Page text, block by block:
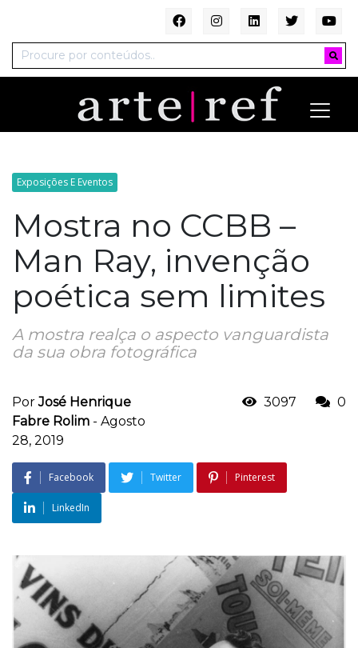
Exposições E Eventos
Mostra no CCBB –
Man Ray, invenção
poética sem limites
A mostra realça o aspecto vanguardista
da sua obra fotográfica
PorJosé Henrique
Fabre Rolim - Agosto
28, 2019
3097 0
Facebook Twitter Pinterest
LinkedIn